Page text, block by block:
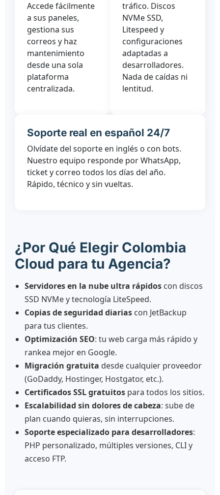
Accede fácilmente
a sus paneles,
gestiona sus
correos y haz
mantenimiento
desde una sola
plataforma
centralizada.
tráfico. Discos
NVMe SSD,
Litespeed y
configuraciones
adaptadas a
desarrolladores.
Nada de caídas ni
lentitud.
Soporte real en español 24/7
Olvídate del soporte en inglés o con bots.
Nuestro equipo responde por WhatsApp,
ticket y correo todos los días del año.
Rápido, técnico y sin vueltas.
¿Por Qué Elegir Colombia
Cloud para tu Agencia?
Servidores en la nube ultra rápidos con discos
SSD NVMe y tecnología LiteSpeed.
Copias de seguridad diarias con JetBackup
para tus clientes.
Optimización SEO: tu web carga más rápido y
rankea mejor en Google.
Migración gratuita desde cualquier proveedor
(GoDaddy, Hostinger, Hostgator, etc.).
Certificados SSL gratuitos para todos los sitios.
Escalabilidad sin dolores de cabeza: sube de
plan cuando quieras, sin interrupciones.
Soporte especializado para desarrolladores:
PHP personalizado, múltiples versiones, CLI y
acceso FTP.